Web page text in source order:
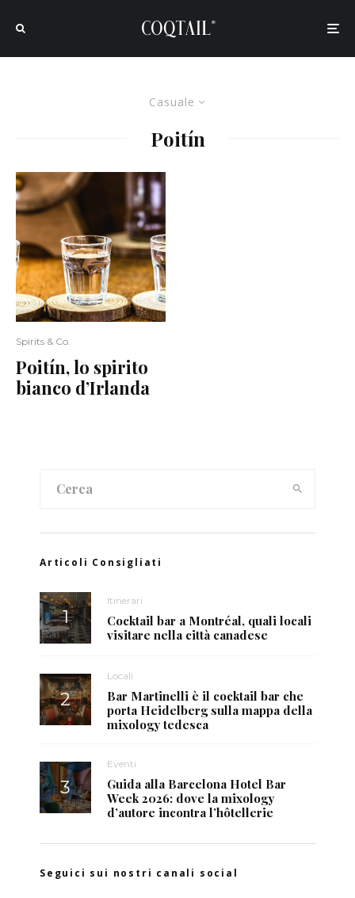
Casuale
Poitín
Spirits & Co.
Poitín, lo spirito
bianco d’Irlanda
Articoli Consigliati
Itinerari
Cocktail bar a Montréal, quali locali
visitare nella città canadese
Locali
Bar Martinelli è il cocktail bar che
porta Heidelberg sulla mappa della
mixology tedesca
Eventi
Guida alla Barcelona Hotel Bar
Week 2026: dove la mixology
d’autore incontra l’hôtellerie
Seguici sui nostri canali social